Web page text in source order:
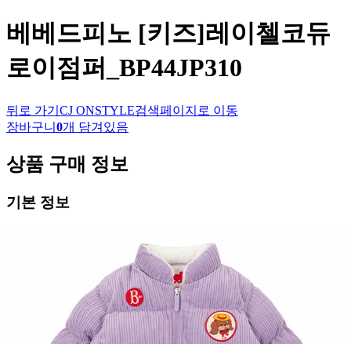
베베드피노 [키즈]레이첼코듀
로이점퍼_BP44JP310
뒤로 가기 CJ ONSTYLE검색페이지로 이동
장바구니 0개 담겨있음
상품 구매 정보
기본 정보